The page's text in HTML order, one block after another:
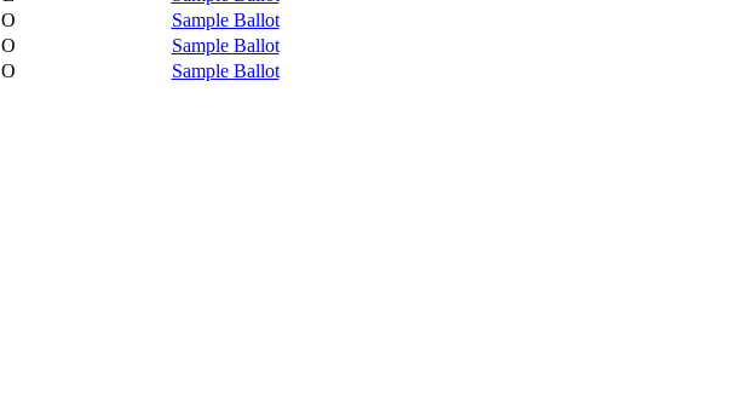
O
Sample Ballot
O
Sample Ballot
O Sample Ballot